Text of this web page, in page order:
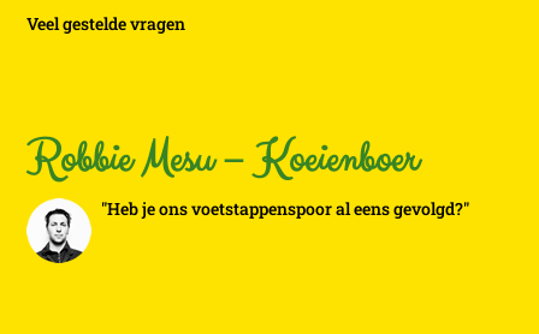
Veel gestelde vragen
Robbie Mesu – Koeienboer
"Heb je ons voetstappenspoor al eens gevolgd?"